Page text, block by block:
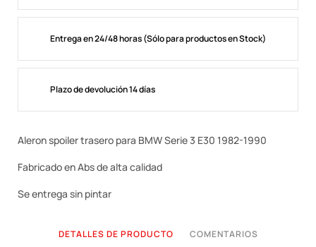
Entrega en 24/48 horas (Sólo para productos en Stock)
Plazo de devolución 14 días
Aleron spoiler trasero para BMW Serie 3 E30 1982-1990
Fabricado en Abs de alta calidad
Se entrega sin pintar
DETALLES DE PRODUCTO COMENTARIOS